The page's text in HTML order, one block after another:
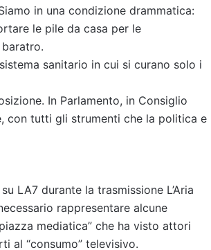
in una condizione drammatica:
le pile da casa per le
sanitario in cui si curano solo i
In Parlamento, in Consiglio
con tutti gli strumenti che la politica e
LA7 durante la trasmissione L’Aria
rappresentare alcune
mediatica” che ha visto attori
al “consumo” televisivo.